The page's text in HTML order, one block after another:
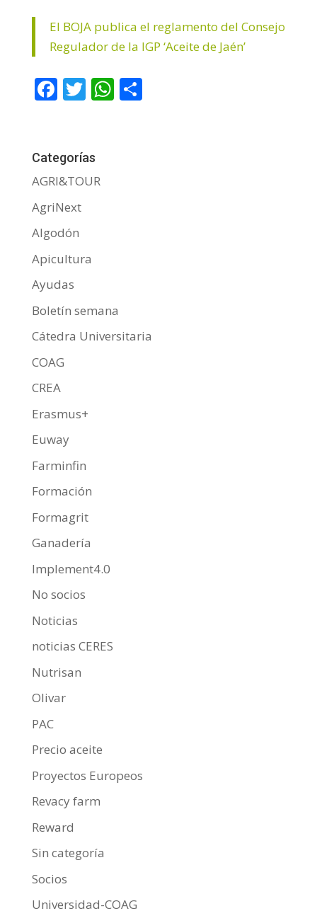
El BOJA publica el reglamento del Consejo
Regulador de la IGP ‘Aceite de Jaén’
F
b
o
o
k
T
er
W C
Categorías
AGRI&TOUR
AgriNext
Algodón
Apicultura
Ayudas
Boletín semana
Cátedra Universitaria
COAG
CREA
Erasmus+
Euway
Farminfin
Formación
Formagrit
Ganadería
Implement4.0
No socios
Noticias
noticias CERES
Nutrisan
Olivar
PAC
Precio aceite
Proyectos Europeos
Revacy farm
Reward
Sin categoría
Socios
Universidad-COAG